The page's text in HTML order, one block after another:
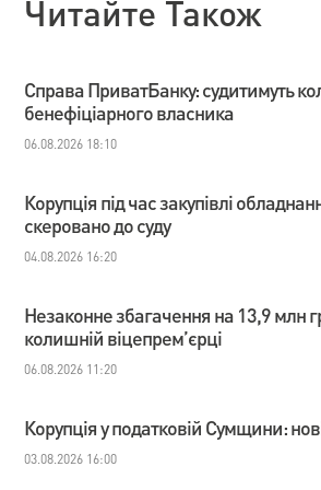
Читайте Також
Справа ПриватБанку: судитимуть
бенефіціарного власника
06.08.2026 18:10
Корупція під час закупівлі
скеровано до суду
04.08.2026 16:20
Незаконне збагачення на 13,9 млн
колишній віцепрем’єрці
06.08.2026 11:20
Корупція у податковій Сумщини:
03.08.2026 16:00